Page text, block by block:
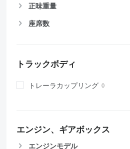
正味重量
座席数
トラックボディ
トレーラカップリング
エンジン、ギアボックス
エンジンモデル